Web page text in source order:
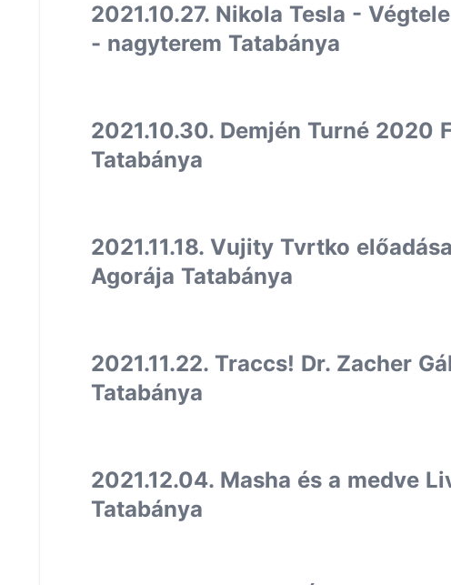
2021.10.27. Nikola Tesla -
- nagyterem Tatabánya
2021.10.30. Demjén Turné 2020
Tatabánya
2021.11.18. Vujity Tvrtko
Agorája Tatabánya
2021.11.22. Traccs! Dr. Zacher
Tatabánya
2021.12.04. Masha és a medve
Tatabánya